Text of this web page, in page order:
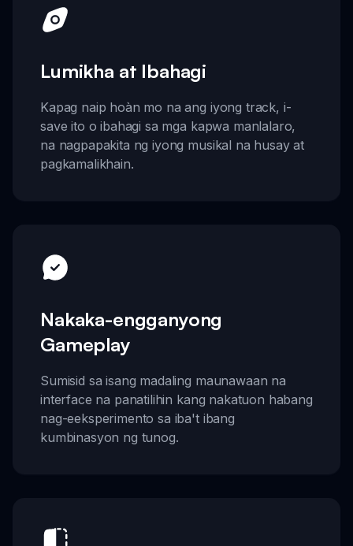
Lumikha at Ibahagi
Kapag naip hoàn mo na ang iyong track, i-
save ito o ibahagi sa mga kapwa manlalaro,
na nagpapakita ng iyong musikal na husay at
pagkamalikhain.
Nakaka-engganyong
Gameplay
Sumisid sa isang madaling maunawaan na
interface na panatilihin kang nakatuon habang
nag-eeksperimento sa iba't ibang
kumbinasyon ng tunog.